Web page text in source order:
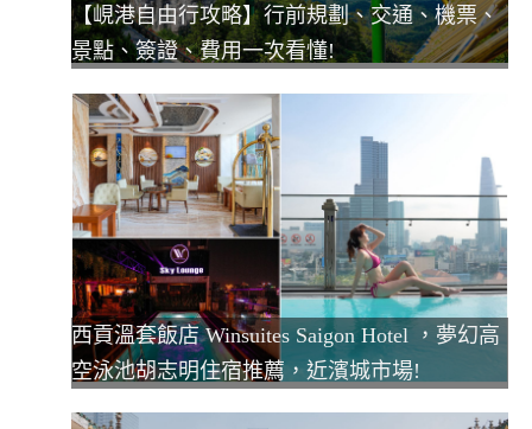
【峴港自由行攻略】行前規劃、交通、機票、
景點、簽證、費用一次看懂!
西貢溫套飯店 Winsuites Saigon Hotel ，夢幻高
空泳池胡志明住宿推薦，近濱城市場!